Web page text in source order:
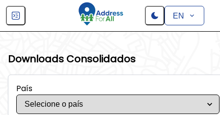
EN
Downloads Consolidados
País